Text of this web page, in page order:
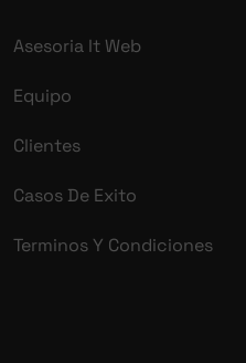
Asesoria It Web
Equipo
Clientes
Casos De Exito
Terminos Y Condiciones